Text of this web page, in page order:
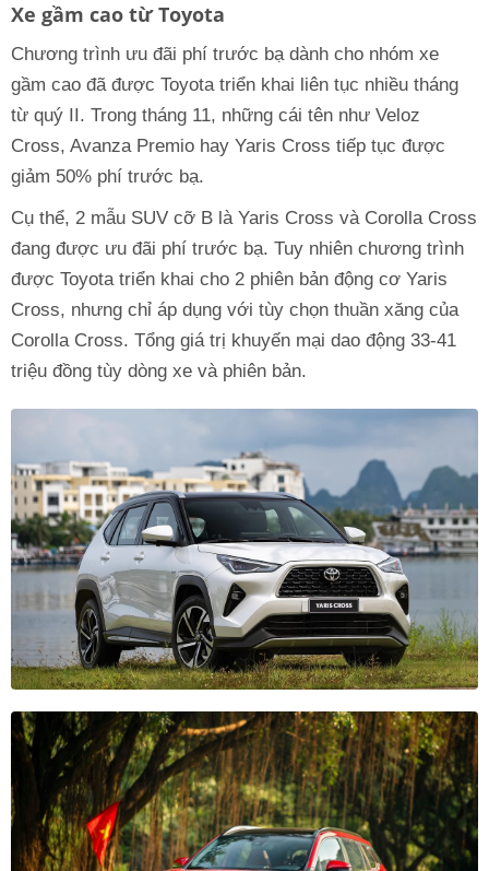
Xe gầm cao từ Toyota
Chương trình ưu đãi phí trước bạ dành cho nhóm xe
gầm cao đã được Toyota triển khai liên tục nhiều tháng
từ quý II. Trong tháng 11, những cái tên như Veloz
Cross, Avanza Premio hay Yaris Cross tiếp tục được
giảm 50% phí trước bạ.
Cụ thể, 2 mẫu SUV cỡ B là Yaris Cross và Corolla Cross
đang được ưu đãi phí trước bạ. Tuy nhiên chương trình
được Toyota triển khai cho 2 phiên bản động cơ Yaris
Cross, nhưng chỉ áp dụng với tùy chọn thuần xăng của
Corolla Cross. Tổng giá trị khuyến mại dao động 33-41
triệu đồng tùy dòng xe và phiên bản.